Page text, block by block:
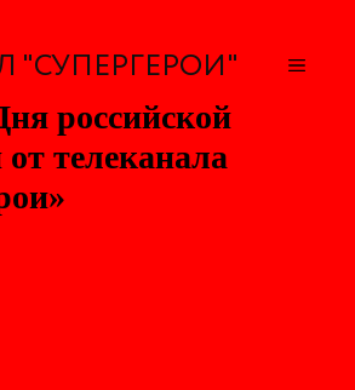
"СУПЕРГЕРОИ"
российской
телеканала